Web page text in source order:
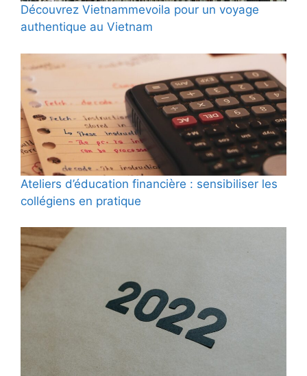
Découvrez Vietnammevoila pour un voyage
authentique au Vietnam
Ateliers d’éducation financière : sensibiliser les
collégiens en pratique